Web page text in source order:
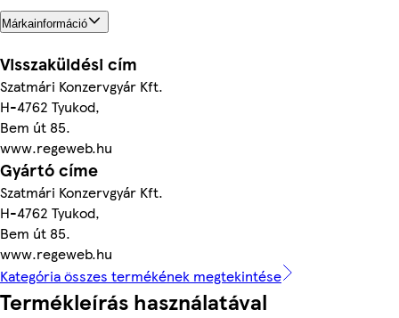
Márkainformáció
Visszaküldési cím
Szatmári Konzervgyár Kft.
H-4762 Tyukod,
Bem út 85.
www.regeweb.hu
Gyártó címe
Szatmári Konzervgyár Kft.
H-4762 Tyukod,
Bem út 85.
www.regeweb.hu
Kategória összes termékének megtekintése
Termékleírás használatával